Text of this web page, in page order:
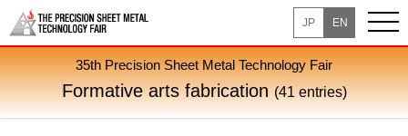
JP EN
35th Precision Sheet Metal Technology Fair
Formative arts fabrication(41 entries)